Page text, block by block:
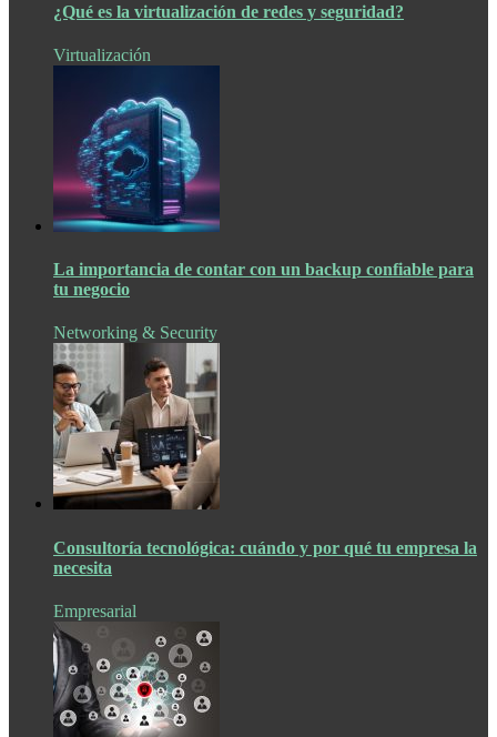
¿Qué es la virtualización de redes y seguridad?
Virtualización
La importancia de contar con un backup confiable para
tu negocio
Networking & Security
Consultoría tecnológica: cuándo y por qué tu empresa la
necesita
Empresarial